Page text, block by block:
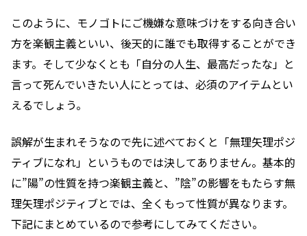
このように、モノゴトにご機嫌な意味づけをする向き合い
方を楽観主義といい、後天的に誰でも取得することができ
ます。そして少なくとも「自分の人生、最高だったな」と
言って死んでいきたい人にとっては、必須のアイテムとい
えるでしょう。
誤解が生まれそうなので先に述べておくと「無理矢理ポジ
ティブになれ」というものでは決してありません。基本的
に”陽”の性質を持つ楽観主義と、”陰”の影響をもたらす無
理矢理ポジティブとでは、全くもって性質が異なります。
下記にまとめているので参考にしてみてください。